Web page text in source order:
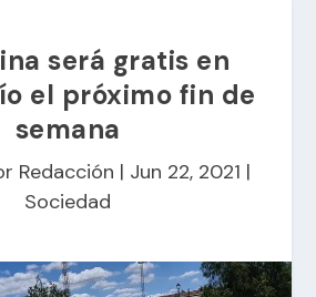
será gratis en
el próximo fin de
semana
Redacción | Jun 22, 2021 |
Sociedad